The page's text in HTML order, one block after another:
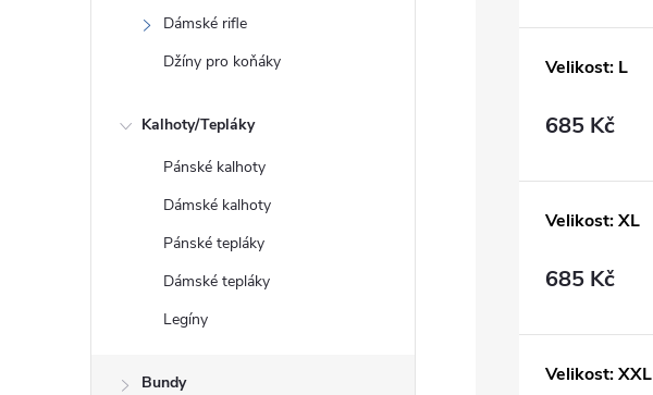
Dámské rifle
Džíny pro koňáky
Kalhoty/Tepláky
Pánské kalhoty
Dámské kalhoty
Pánské tepláky
Dámské tepláky
Legíny
Bundy
Velikost: L
685 Kč
Velikost: XL
685 Kč
Velikost: XXL